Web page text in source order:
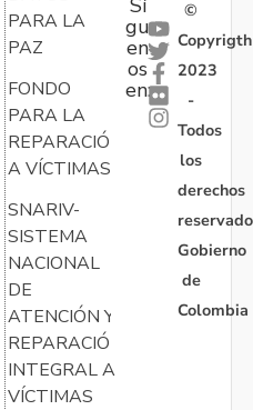
PARA LA
PAZ
FONDO
PARA LA
REPARACIÓN
A VÍCTIMAS
SNARIV-
SISTEMA
NACIONAL
DE
ATENCIÓN Y
REPARACIÓN
INTEGRAL A
VÍCTIMAS
Sí
gu
en
os
en:
©
Copyrigth
2023
-
Todos
los
derechos
Gobierno
de
Colombia